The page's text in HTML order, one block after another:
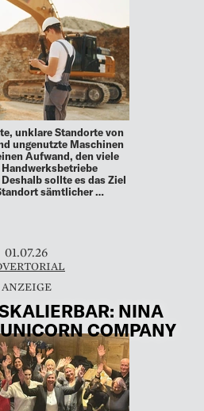
unklare Standorte von
ungenutzte Maschinen
Aufwand, den viele
Handwerksbetriebe
sollte es das Ziel
sämtlicher …
01.07.26
NINA
COMPANY